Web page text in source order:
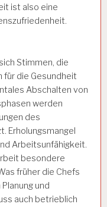
ist also eine
Stimmen, die
die Gesundheit
Abschalten von
werden
des
Erholungsmangel
Arbeitsunfähigkeit.
besondere
früher die Chefs
und
auch betrieblich